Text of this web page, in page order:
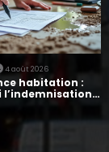
4 août 2026
habitation :
l’indemnisation
7 mois